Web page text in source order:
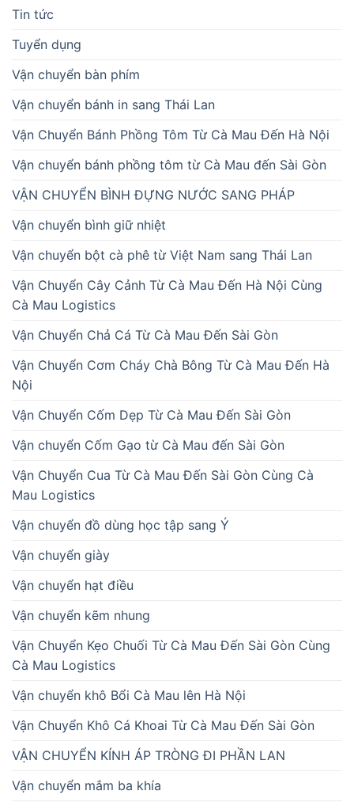
Tin tức
Tuyển dụng
Vận chuyển bàn phím
Vận chuyển bánh in sang Thái Lan
Vận Chuyển Bánh Phồng Tôm Từ Cà Mau Đến Hà Nội
Vận chuyển bánh phồng tôm từ Cà Mau đến Sài Gòn
VẬN CHUYỂN BÌNH ĐỰNG NƯỚC SANG PHÁP
Vận chuyển bình giữ nhiệt
Vận chuyển bột cà phê từ Việt Nam sang Thái Lan
Vận Chuyển Cây Cảnh Từ Cà Mau Đến Hà Nội Cùng
Cà Mau Logistics
Vận Chuyển Chả Cá Từ Cà Mau Đến Sài Gòn
Vận Chuyển Cơm Cháy Chà Bông Từ Cà Mau Đến Hà
Nội
Vận Chuyển Cốm Dẹp Từ Cà Mau Đến Sài Gòn
Vận chuyển Cốm Gạo từ Cà Mau đến Sài Gòn
Vận Chuyển Cua Từ Cà Mau Đến Sài Gòn Cùng Cà
Mau Logistics
Vận chuyển đồ dùng học tập sang Ý
Vận chuyển giày
Vận chuyển hạt điều
Vận chuyển kẽm nhung
Vận Chuyển Kẹo Chuối Từ Cà Mau Đến Sài Gòn Cùng
Cà Mau Logistics
Vận chuyển khô Bổi Cà Mau lên Hà Nội
Vận Chuyển Khô Cá Khoai Từ Cà Mau Đến Sài Gòn
VẬN CHUYỂN KÍNH ÁP TRÒNG ĐI PHẦN LAN
Vận chuyển mắm ba khía